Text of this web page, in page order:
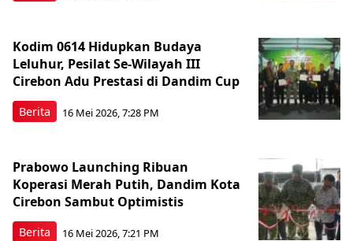
Berita
Kodim 0614 Hidupkan Budaya
Leluhur, Pesilat Se-Wilayah III
Cirebon Adu Prestasi di Dandim Cup
16 Mei 2026, 7:28 PM
Berita
Prabowo Launching Ribuan
Koperasi Merah Putih, Dandim Kota
Cirebon Sambut Optimistis
16 Mei 2026, 7:21 PM